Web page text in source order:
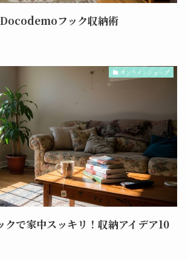
フック収納術
オンラインショップ
で家中スッキリ！収納アイデア10